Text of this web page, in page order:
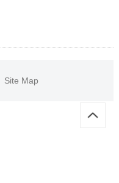
Site Map